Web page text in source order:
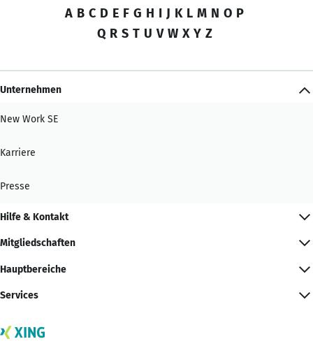
A B C D E F G H I J K L M N O P
Q R S T U V W X Y Z
Unternehmen
New Work SE
Karriere
Presse
Hilfe & Kontakt
Mitgliedschaften
Hauptbereiche
Services